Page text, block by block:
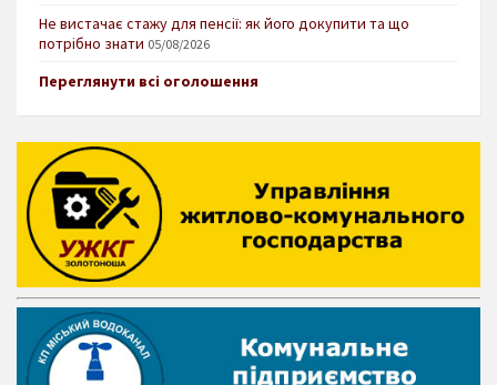
Не вистачає стажу для пенсії: як його докупити та що
потрібно знати 05/08/2026
Переглянути всі оголошення